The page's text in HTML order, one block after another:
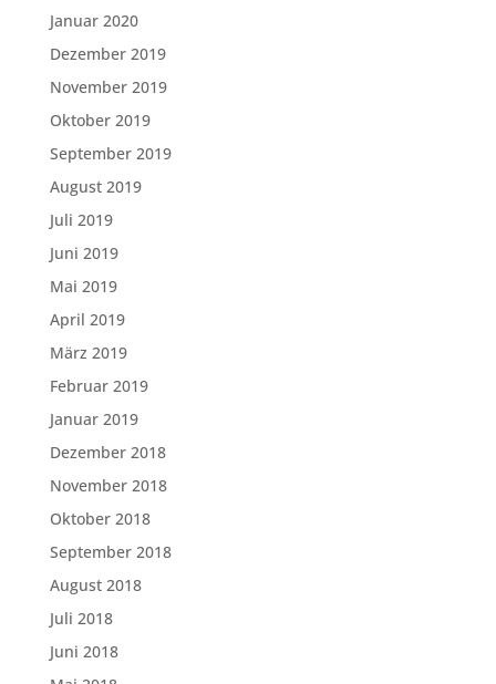
Januar 2020
Dezember 2019
November 2019
Oktober 2019
September 2019
August 2019
Juli 2019
Juni 2019
Mai 2019
April 2019
März 2019
Februar 2019
Januar 2019
Dezember 2018
November 2018
Oktober 2018
September 2018
August 2018
Juli 2018
Juni 2018